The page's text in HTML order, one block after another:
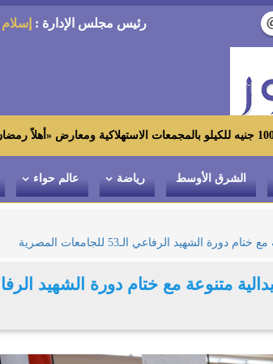
رئيس مجلس الإدارة :
الشرق الأوسط رياضة عالم حواء
عين شمس تحصد 79 ميدالية متنوعة مع ختام دورة الشهيد